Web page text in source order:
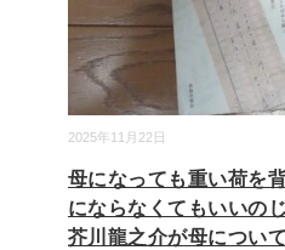
2025年11月22日
母になっても重い荷を
にならなくてもいいの
芥川龍之介が母につい